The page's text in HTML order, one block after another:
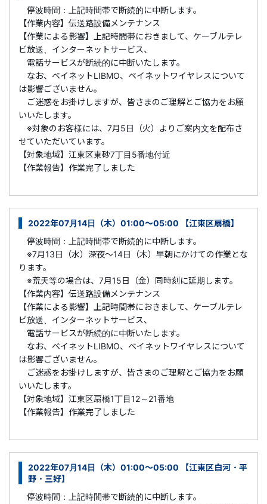
停波時間：上記時間帯で断続的に中断します。
【作業内容】伝送路設備メンテナンス
【作業による影響】上記時間帯におきまして、ケーブルテレ
ビ放送、インターネットサービス、
電話サービスが断続的に中断いたします。
なお、ベイネットLIBMO、ベイネットワイヤレスについて
は影響ございません。
ご迷惑をお掛けしますが、皆さまのご理解とご協力をお願
いいたします。
※対象のお客様には、7月5日（火）よりご案内文を配布さ
せていただいています。
【対象地域】江東区東砂7丁目5番地付近
【作業報告】作業完了しました
2022年07月14日（木）01:00～05:00 【江東区扇橋】
停波時間：上記時間帯で断続的に中断します。
※7月13日（水）深夜～14日（木）早朝にかけての作業とな
ります。
※荒天等の場合は、7月15日（金）同時刻に延期します。
【作業内容】伝送路設備メンテナンス
【作業による影響】上記時間帯におきまして、ケーブルテレ
ビ放送、インターネットサービス、
電話サービスが断続的に中断いたします。
なお、ベイネットLIBMO、ベイネットワイヤレスについて
は影響ございません。
ご迷惑をお掛けしますが、皆さまのご理解とご協力をお願
いいたします。
【対象地域】江東区扇橋1丁目12～21番地
【作業報告】作業完了しました
2022年07月14日（木）01:00～05:00 【江東区白河・平
野・三好】
停波時間：上記時間帯で断続的に中断します。